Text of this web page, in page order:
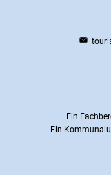
Ein
- Ein